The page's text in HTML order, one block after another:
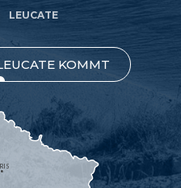
LEUCATE
KOMMT